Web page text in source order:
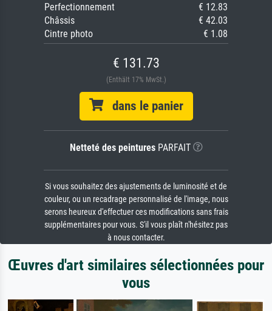
Perfectionnement
€ 12.83
Châssis
€ 42.03
Cintre photo
€ 1.08
€ 131.73
(Enthält 17% MwSt.)
dans le panier
Netteté des peinturesPARFAIT
Si vous souhaitez des ajustements de luminosité et de
couleur, ou un recadrage personnalisé de l'image, nous
serons heureux d'effectuer ces modifications sans frais
supplémentaires pour vous. S'il vous plaît n'hésitez pas
à nous contacter.
Œuvres d'art similaires sélectionnées pour
vous